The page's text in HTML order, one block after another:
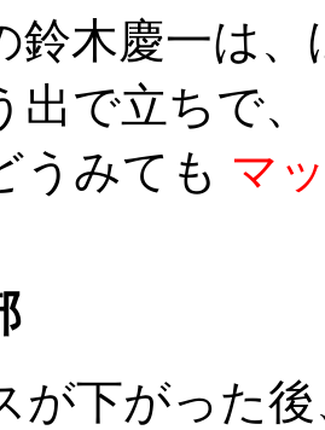
鈴木慶一は
出で立ちで、
うみても マ
が下がった